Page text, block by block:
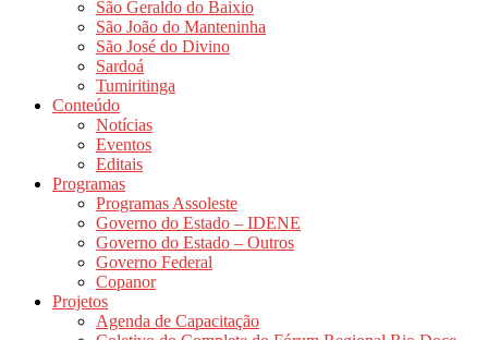
São Geraldo do Baixio
São João do Manteninha
São José do Divino
Sardoá
Tumiritinga
Conteúdo
Notícias
Eventos
Editais
Programas
Programas Assoleste
Governo do Estado – IDENE
Governo do Estado – Outros
Governo Federal
Copanor
Projetos
Agenda de Capacitação